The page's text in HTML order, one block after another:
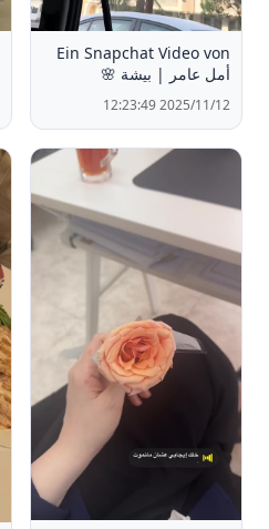
Ein Snapchat Video von
أمل عامر | بيشة 🌸
2025/11/12 12:23:49